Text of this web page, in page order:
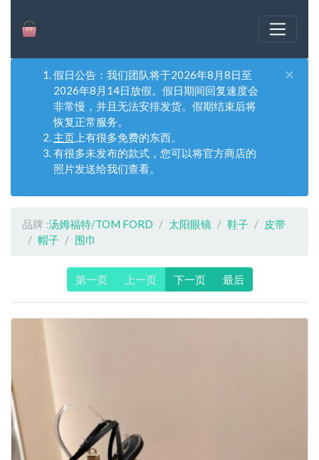
假日公告：我们团队将于2026年8月8日至
2026年8月14日放假。假日期间回复速度会
非常慢，并且无法安排发货。假期结束后将
恢复正常服务。
主页 上有很多免费的东西。
有很多未发布的款式，您可以将官方商店的
照片发送给我们查看。
×
品牌 :汤姆福特/TOM FORD 太阳眼镜 鞋子
皮带
帽子
围巾
第一页 上一页 下一页 最后